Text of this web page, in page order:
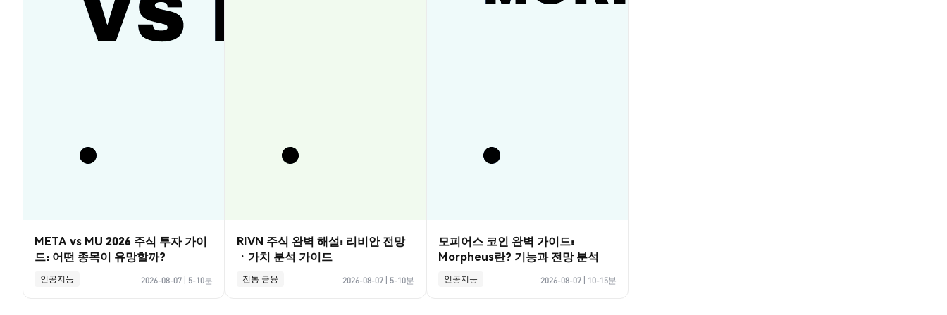
META vs MU 2026 주식 투자 가이
드: 어떤 종목이 유망할까?
인공지능 2026-08-07 5-10분
RIVN 주식 완벽 해설: 리비안 전망
ㆍ가치 분석 가이드
전통 금융 2026-08-07 5-10분
모피어스 코인 완벽 가이드:
Morpheus란? 기능과 전망 분석
인공지능 2026-08-07 10-15분